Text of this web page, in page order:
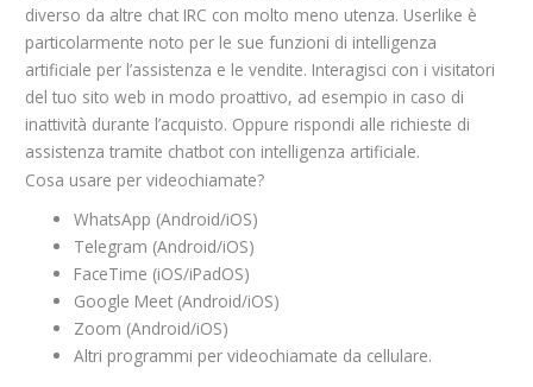
diverso da altre chat IRC con molto meno utenza. Userlike è
particolarmente noto per le sue funzioni di intelligenza
artificiale per l’assistenza e le vendite. Interagisci con i visitatori
del tuo sito web in modo proattivo, ad esempio in caso di
inattività durante l’acquisto. Oppure rispondi alle richieste di
assistenza tramite chatbot con intelligenza artificiale.
Cosa usare per videochiamate?
WhatsApp (Android/iOS)
Telegram (Android/iOS)
FaceTime (iOS/iPadOS)
Google Meet (Android/iOS)
Zoom (Android/iOS)
Altri programmi per videochiamate da cellulare.